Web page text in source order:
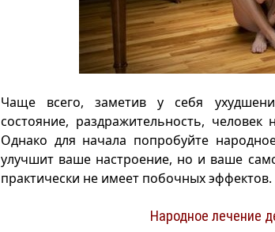
Чаще всего, заметив у себя
состояние, раздражительность, человек
Однако для начала попробуйте
улучшит ваше настроение, но и ваше
практически не имеет побочных эффектов.
Народное лечение